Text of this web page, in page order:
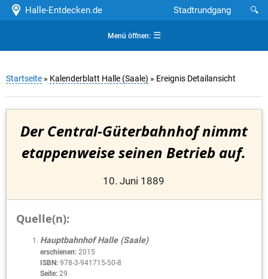
Halle-Entdecken.de 🔍
Stadtrundgang
Menü öffnen:☰
Startseite » Kalenderblatt Halle (Saale) » Ereignis Detailansicht
Der Central-Güterbahnhof nimmt
etappenweise seinen Betrieb auf.
10. Juni 1889
Quelle(n):
Hauptbahnhof Halle (Saale)
erschienen: 2015
ISBN: 978-3-941715-50-8
Seite: 29